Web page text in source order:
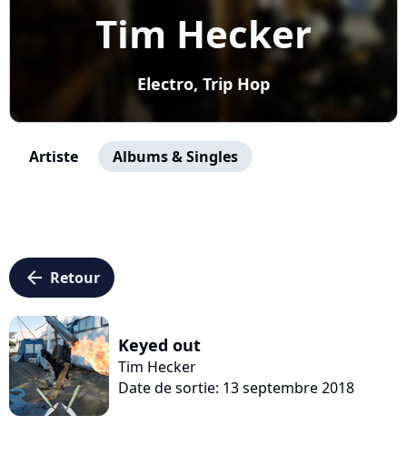
Tim Hecker
Electro, Trip Hop
Artiste Albums & Singles
arrow_left Retour
Keyed out
Tim Hecker
Date de sortie: 13 septembre 2018